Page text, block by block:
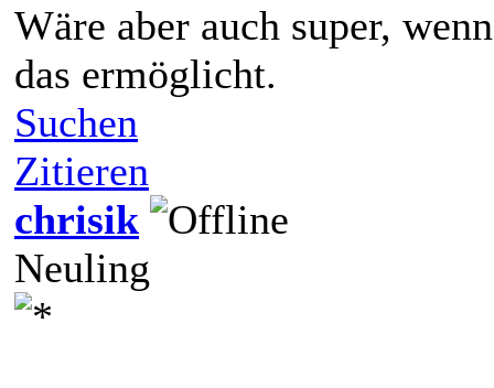
Wäre aber auch super,
das ermöglicht.
Suchen
Zitieren
chrisik
Neuling